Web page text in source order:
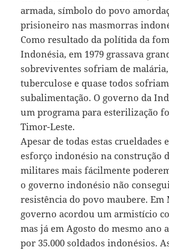
armada, símbolo do povo
prisioneiro nas masmorras
Como resultado da polítida da
Indonésia, em 1979 grassava
sobreviventes sofriam de
tuberculose e quase todos
subalimentação. O governo da
um programa para esterilização
Timor-Leste.
Apesar de todas estas crueldades
esforço indonésio na construção
militares mais fácilmente
o governo indonésio não
resistência do povo maubere. Em
governo acordou um armistício
mas já em Agosto do mesmo ano
por 35.000 soldados indonésios.